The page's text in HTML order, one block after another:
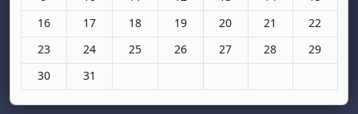
Няма събития, понеделник, 16 март
16 Няма събития, вторник, 17 март
17 Няма събития, сряда, 18 март
18 Няма събития, четвъртък, 19
19 Няма събития, петък, 20
20 Няма събития,
21 Няма
22
Няма събития, понеделник, 23 март
23 Няма събития, вторник, 24 март
24 Няма събития, сряда, 25 март
25 Няма събития, четвъртък, 26
26 Няма събития, петък, 27
27 Няма събития,
28 Няма
29
Няма събития, понеделник, 30 март
30 Няма събития, вторник, 31 март
31